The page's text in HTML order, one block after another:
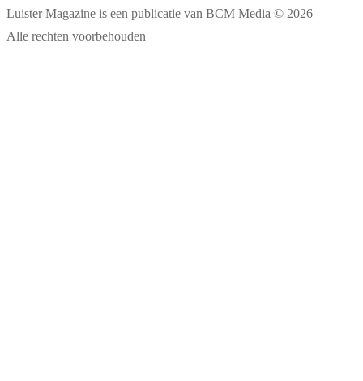
Luister Magazine is een publicatie van BCM Media © 2026
Alle rechten voorbehouden